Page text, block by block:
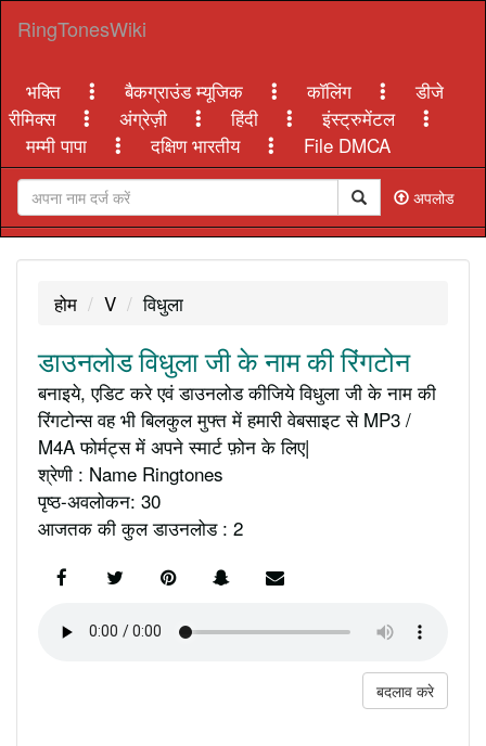
RingTonesWiki
भक्ति बैकग्राउंड म्यूजिक कॉलिंग
डीजे
रीमिक्स
अंग्रेज़ी हिंदी
इंस्ट्रुमेंटल
मम्मी पापा
दक्षिण भारतीय File DMCA
अपलोड
होम V विधुला
डाउनलोड विधुला जी के नाम की रिंगटोन
बनाइये, एडिट करे एवं डाउनलोड कीजिये विधुला जी के नाम की
रिंगटोन्स वह भी बिलकुल मुफ्त में हमारी वेबसाइट से MP3 /
M4A फोर्मट्स में अपने स्मार्ट फ़ोन के लिए|
श्रेणी : Name Ringtones
पृष्ठ-अवलोकन: 30
आजतक की कुल डाउनलोड : 2
बदलाव करे